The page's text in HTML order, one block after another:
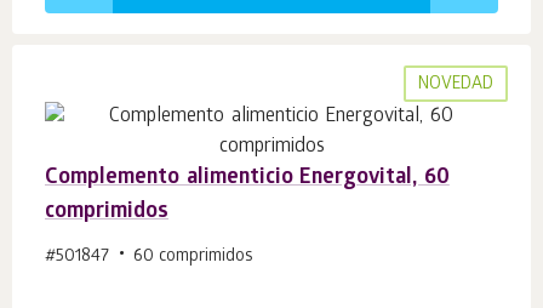
NOVEDAD
Complemento alimenticio Energovital, 60
comprimidos
#501847 60 comprimidos